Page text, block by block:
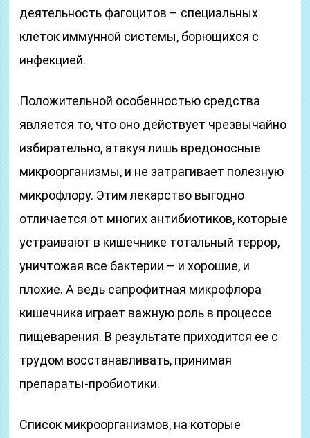
деятельность фагоцитов – специальных
клеток иммунной системы, борющихся с
инфекцией.
Положительной особенностью средства
является то, что оно действует чрезвычайно
избирательно, атакуя лишь вредоносные
микроорганизмы, и не затрагивает полезную
микрофлору. Этим лекарство выгодно
отличается от многих антибиотиков, которые
устраивают в кишечнике тотальный террор,
уничтожая все бактерии – и хорошие, и
плохие. А ведь сапрофитная микрофлора
кишечника играет важную роль в процессе
пищеварения. В результате приходится ее с
трудом восстанавливать, принимая
препараты-пробиотики.
Список микроорганизмов, на которые